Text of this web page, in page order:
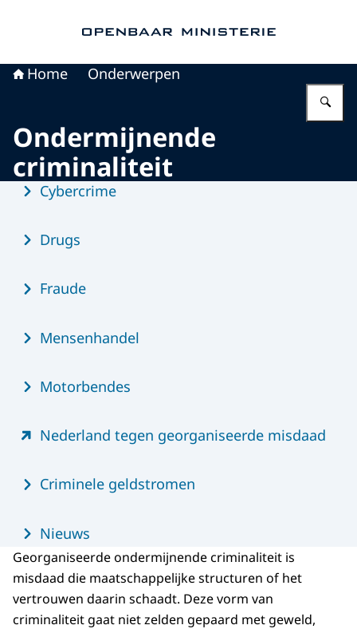
Home Onderwerpen
Ondermijnende
criminaliteit
MenuCybercrime
Drugs
Fraude
Mensenhandel
Motorbendes
Nederland tegen georganiseerde misdaad
Criminele geldstromen
Nieuws
Georganiseerde ondermijnende criminaliteit is
misdaad die maatschappelijke structuren of het
vertrouwen daarin schaadt. Deze vorm van
criminaliteit gaat niet zelden gepaard met geweld,